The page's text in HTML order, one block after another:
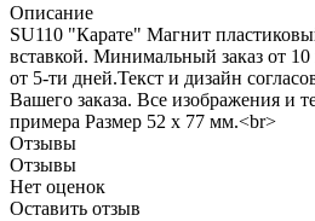
Описание
SU110 "Карате" Магнит
вставкой. Минимальный заказ от
от 5-ти дней.Текст и дизайн
Вашего заказа. Все изображения и
примера Размер 52 х 77 мм.<br>
Отзывы
Отзывы
Нет оценок
Оставить отзыв